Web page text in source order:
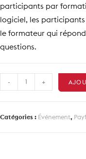
participants par
logiciel, les
le formateur qui
questions.
-
quantité
de
de
+
Catégories : Événement,